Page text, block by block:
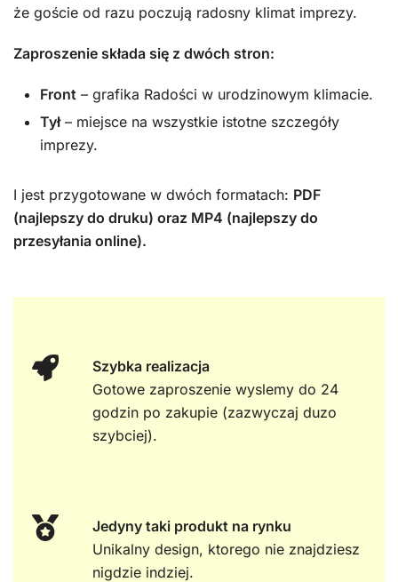
że goście od razu poczują radosny klimat imprezy.
Zaproszenie składa się z dwóch stron:
Front – grafika Radości w urodzinowym klimacie.
Tył– miejsce na wszystkie istotne szczegóły
imprezy.
I jest przygotowane w dwóch formatach: PDF
(najlepszy do druku) oraz MP4 (najlepszy do
przesyłania online).
Szybka realizacja
Gotowe zaproszenie wyslemy do 24
godzin po zakupie (zazwyczaj duzo
szybciej).
Jedyny taki produkt na rynku
Unikalny design, ktorego nie znajdziesz
nigdzie indziej.